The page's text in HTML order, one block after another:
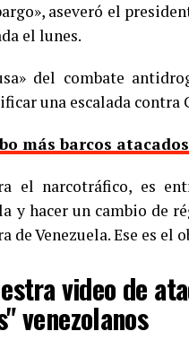
aseveró el
el lunes.
del combate
una escalada contra
más barcos
el narcotráfico, es
y hacer un cambio de
Venezuela. Ese es el
video de
venezolanos